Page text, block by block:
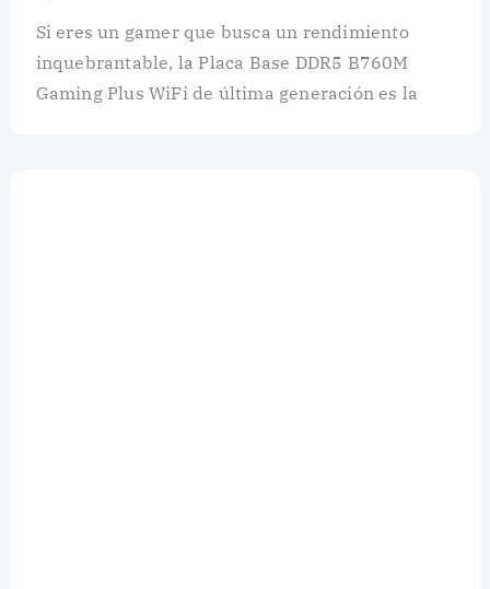
Si eres un gamer que busca un rendimiento
inquebrantable, la Placa Base DDR5 B760M
Gaming Plus WiFi de última generación es la